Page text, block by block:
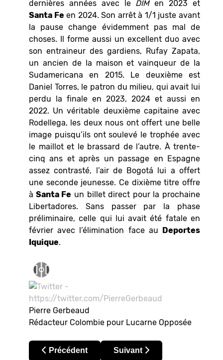
dernières années avec le DIMen 2023 et
Santa Fe en 2024. Son arrêt à 1/1 juste avant
la pause change évidemment pas mal de
choses. Il forme aussi un excellent duo avec
son entraineur des gardiens, Rufay Zapata,
un ancien de la maison et vainqueur de la
Sudamericana en 2015. Le deuxième est
Daniel Torres, le patron du milieu, qui avait lui
perdu la finale en 2023, 2024 et aussi en
2022. Un véritable deuxième capitaine avec
Rodellega, les deux nous ont offert une belle
image puisqu’ils ont soulevé le trophée avec
le maillot et le brassard de l’autre. À trente-
cinq ans et après un passage en Espagne
assez contrasté, l’air de Bogotá lui a offert
une seconde jeunesse. Ce dixième titre offre
à Santa Fe un billet direct pour la prochaine
Libertadores. Sans passer par la phase
préliminaire, celle qui lui avait été fatale en
février avec l’élimination face au Deportes
Iquique.
Pierre Gerbeaud
Rédacteur Colombie pour Lucarne Opposée
Article précédent : Colombie – Liga BetPlay
Précédent Article suivant : Le cimetière
Suivant